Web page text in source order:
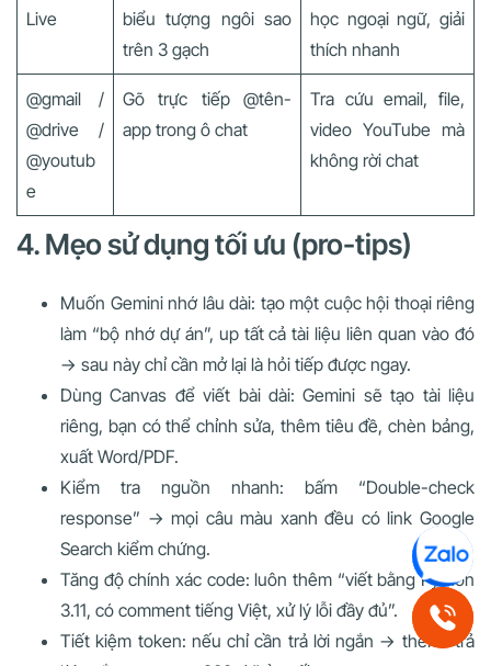
Live
biểu tượng ngôi sao
trên 3 gạch
học ngoại ngữ, giải
thích nhanh
@gmail /
@drive /
@youtub
e
Gõ trực tiếp @tên-
app trong ô chat
Tra cứu email, file,
video YouTube mà
không rời chat
4. Mẹo sử dụng tối ưu (pro-tips)
Muốn Gemini nhớ lâu dài: tạo một cuộc hội thoại riêng
làm “bộ nhớ dự án”, up tất cả tài liệu liên quan vào đó
→ sau này chỉ cần mở lại là hỏi tiếp được ngay.
Dùng Canvas để viết bài dài: Gemini sẽ tạo tài liệu
riêng, bạn có thể chỉnh sửa, thêm tiêu đề, chèn bảng,
xuất Word/PDF.
Kiểm tra nguồn nhanh: bấm “Double-check
response” → mọi câu màu xanh đều có link Google
Search kiểm chứng.
Tăng độ chính xác code: luôn thêm “viết bằng Python
3.11, có comment tiếng Việt, xử lý lỗi đầy đủ”.
Tiết kiệm token: nếu chỉ cần trả lời ngắn → thêm “trả